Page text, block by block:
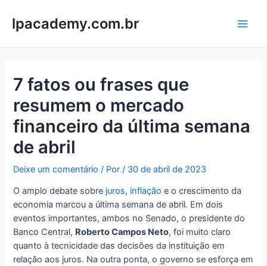
paralpacademy.com.br
7 fatos ou frases que
resumem o mercado
financeiro da última semana
de abril
Deixe um comentário / Por/ 30 de abril de 2023
O amplo debate sobre juros, inflação e o crescimento da
economia marcou a última semana de abril. Em dois
eventos importantes, ambos no Senado, o presidente do
Banco Central, Roberto Campos Neto, foi muito claro
quanto à tecnicidade das decisões da instituição em
relação aos juros. Na outra ponta, o governo se esforça em